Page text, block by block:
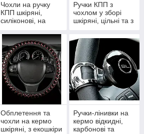
Чохли на ручку
КПП шкіряні,
силіконові, на
Ручки КПП з
чохлом у зборі
шкіряні, цільні та з
Обплетення та
чохли на кермо
шкіряні, з екошкіри
Ручки-лінивки на
кермо відкидні,
карбонові та